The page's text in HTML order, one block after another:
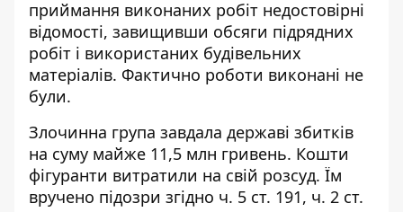
приймання виконаних робіт недостовірні
відомості, завищивши обсяги підрядних
робіт і використаних будівельних
матеріалів. Фактично роботи виконані не
були.
Злочинна група завдала державі збитків
на суму майже 11,5 млн гривень. Кошти
фігуранти витратили на свій розсуд. Їм
вручено підозри згідно ч. 5 ст. 191, ч. 2 ст.